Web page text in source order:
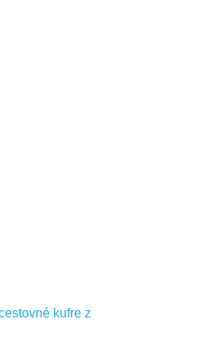
kufre z